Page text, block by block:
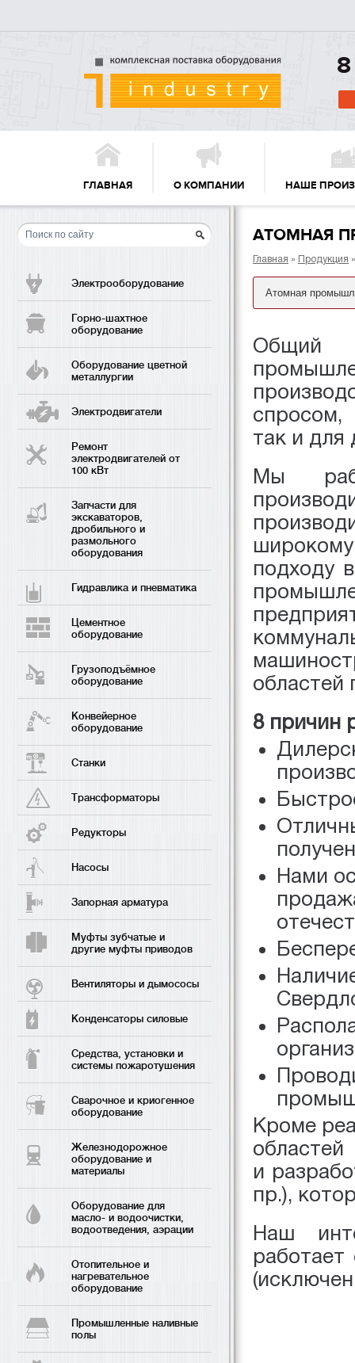
ГЛАВНАЯ О КОМПАНИИ НАШЕ
Электрооборудование
Горно-шахтное
оборудование
Оборудование цветной
металлургии
Электродвигатели
Ремонт
электродвигателей от
100 кВт
Запчасти для
экскаваторов,
дробильного и
размольного
оборудования
Гидравлика и пневматика
Цементное
оборудование
Грузоподъёмное
оборудование
Конвейерное
оборудование
Станки
Трансформаторы
Редукторы
Насосы
Запорная арматура
Муфты зубчатые и
другие муфты приводов
Вентиляторы и дымососы
Конденсаторы силовые
Средства, установки и
системы пожаротушения
Сварочное и криогенное
оборудование
Железнодорожное
оборудование и
материалы
Оборудование для
масло- и водоочистки,
водоотведения, аэрации
Отопительное и
нагревательное
оборудование
Промышленные наливные
полы
АТОМНАЯ
Главная » Продукция
Общий
спросом,
так и
Мы
подходу
областей
8 причин
Нами
Кроме
и
пр.),
Наш